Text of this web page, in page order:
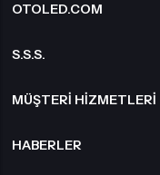
OTOLED.COM
S.S.S.
MÜŞTERI HIZMETLERI
HABERLER